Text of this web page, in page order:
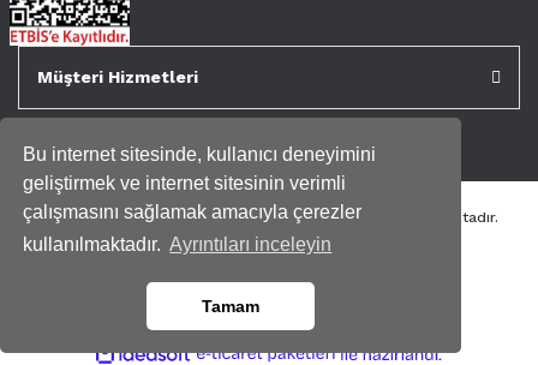
Bu internet sitesinde, kullanıcı deneyimini
geliştirmek ve internet sitesinin verimli
çalışmasını sağlamak amacıyla çerezler
kullanılmaktadır. Ayrıntıları inceleyin
Tamam
Müşteri Hizmetleri
Tüm kredi kartı bilgileriniz 256bit SSL Sertifikası ile korunmaktadır.
Genispencere.com Tüm Hakları Saklıdır.
ideasoft e- ile